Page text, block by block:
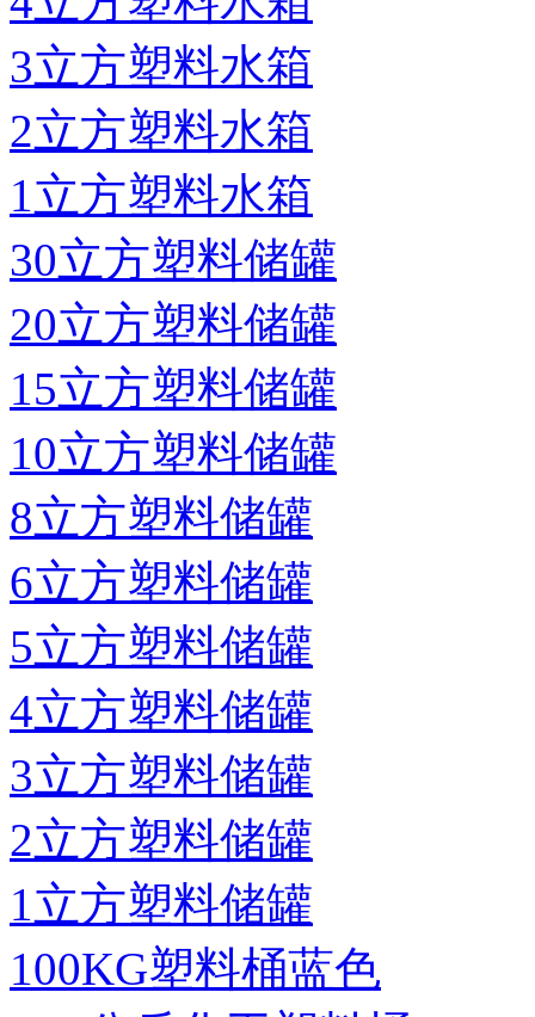
3立方塑料水箱
2立方塑料水箱
1立方塑料水箱
30立方塑料储罐
20立方塑料储罐
15立方塑料储罐
10立方塑料储罐
8立方塑料储罐
6立方塑料储罐
5立方塑料储罐
4立方塑料储罐
3立方塑料储罐
2立方塑料储罐
1立方塑料储罐
100KG塑料桶蓝色